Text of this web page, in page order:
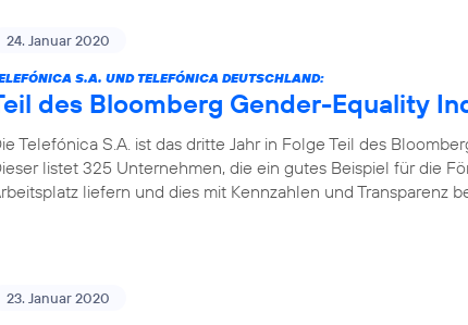
24. Januar 2020
S.A. UND TELEFÓNICA DEUTSCHLAND:
des Bloomberg Gender-Equality
Telefónica S.A. ist das dritte Jahr in Folge Teil des
listet 325 Unternehmen, die ein gutes Beispiel für die
liefern und dies mit Kennzahlen und Transparenz
23. Januar 2020